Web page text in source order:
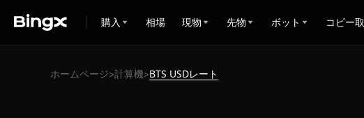
購入 相場 現物 先物 ボット コピー取
ホームページ>計算機>BTS USDレート